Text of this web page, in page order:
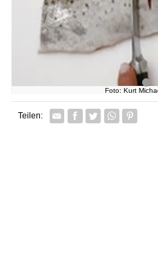
Foto: Kurt
Teilen: Facebook
TwitterWhatsapp
Pin it